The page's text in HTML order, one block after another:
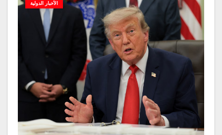
الأخبار الدولية